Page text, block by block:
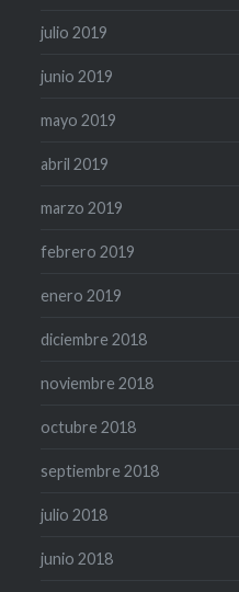
julio 2019
junio 2019
mayo 2019
abril 2019
marzo 2019
febrero 2019
enero 2019
diciembre 2018
noviembre 2018
octubre 2018
septiembre 2018
julio 2018
junio 2018